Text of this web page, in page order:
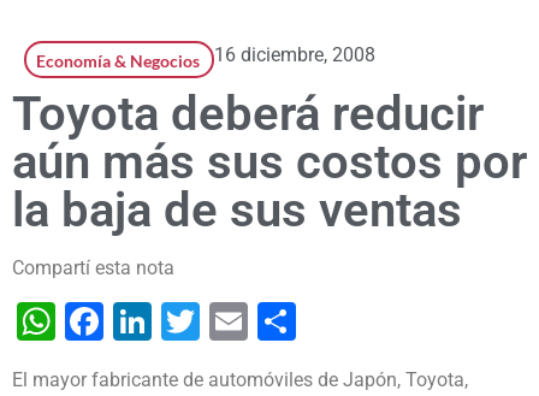
Economía & Negocios 16 diciembre, 2008
Toyota deberá reducir
aún más sus costos por
la baja de sus ventas
Compartí esta nota
WhatsApp
Facebook
LinkedIn
Twitter
Email
El mayor fabricante de automóviles de Japón, Toyota,